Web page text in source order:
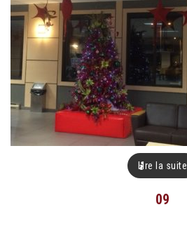
Lire la suite
09